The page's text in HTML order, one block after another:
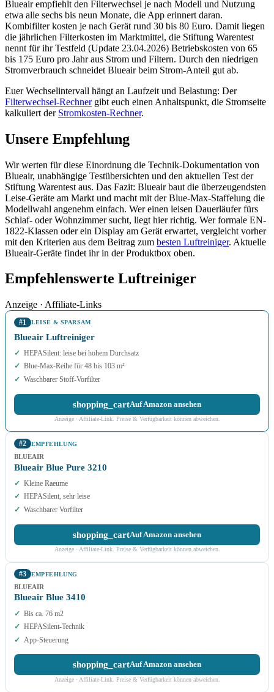
Blueair empfiehlt den Filterwechsel je nach Modell und Nutzung
etwa alle sechs bis neun Monate, die App erinnert daran.
Kombifilter kosten je nach Gerät rund 30 bis 80 Euro. Damit liegen
die jährlichen Filterkosten im Marktmittel, die Stiftung Warentest
nennt für ihr Testfeld (Update 23.04.2026) Betriebskosten von 65
bis 175 Euro pro Jahr aus Strom und Filtern. Durch den niedrigen
Stromverbrauch schneidet Blueair beim Strom-Anteil gut ab.
Euer Wechselintervall hängt an Laufzeit und Belastung: Der
Filterwechsel-Rechnergibt euch einen Anhaltspunkt, die Stromseite
kalkuliert der Stromkosten-Rechner.
Unsere Empfehlung
Wir werten für diese Einordnung die Technik-Dokumentation von
Blueair, unabhängige Testübersichten und den aktuellen Test der
Stiftung Warentest aus. Das Fazit: Blueair baut die überzeugendsten
Leise-Geräte am Markt und macht mit der Blue-Max-Staffelung die
Modellwahl angenehm einfach. Wer einen leisen Dauerläufer fürs
Schlaf- oder Wohnzimmer sucht, liegt hier richtig. Wer formale EN-
1822-Klassen oder ein Display am Gerät erwartet, vergleicht vorher
mit den Kriterien aus dem Beitrag zum besten Luftreiniger. Aktuelle
Blueair-Geräte findet ihr in der Produktbox oben.
Empfehlenswerte Luftreiniger
Anzeige · Affiliate-Links
#1 LEISE & SPARSAM
Blueair Luftreiniger
HEPASilent: leise bei hohem Durchsatz
Blue-Max-Reihe für 48 bis 103 m²
Waschbarer Stoff-Vorfilter
shopping_cartAuf Amazon ansehen
Anzeige · Affiliate-Link. Preise & Verfügbarkeit können abweichen.
#2 EMPFEHLUNG
BLUEAIR
Blueair Blue Pure 3210
Kleine Raeume
HEPASilent, sehr leise
Waschbarer Vorfilter
shopping_cartAuf Amazon ansehen
Anzeige · Affiliate-Link. Preise & Verfügbarkeit können abweichen.
#3 EMPFEHLUNG
BLUEAIR
Blueair Blue 3410
Bis ca. 76 m2
HEPASilent-Technik
App-Steuerung
shopping_cartAuf Amazon ansehen
Anzeige · Affiliate-Link. Preise & Verfügbarkeit können abweichen.